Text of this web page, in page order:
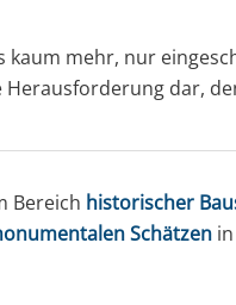
mehr, nur
dar,
Bereich historischer
Schätzenin